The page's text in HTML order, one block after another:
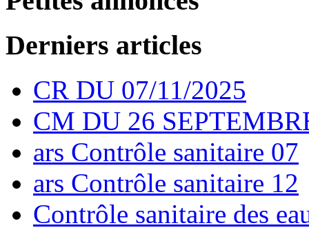
Derniers articles
CR DU 07/11/2025
CM DU 26
ars Contrôle sanitaire 07
ars Contrôle sanitaire 12
Contrôle sanitaire des